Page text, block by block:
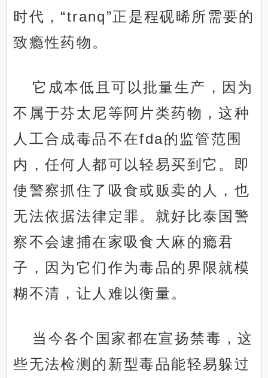
时代，“tranq”正是程砚晞所需要的
致瘾性药物。
它成本低且可以批量生产，因为
不属于芬太尼等阿片类药物，这种
人工合成毒品不在fda的监管范围
内，任何人都可以轻易买到它。即
使警察抓住了吸食或贩卖的人，也
无法依据法律定罪。就好比泰国警
察不会逮捕在家吸食大麻的瘾君
子，因为它们作为毒品的界限就模
糊不清，让人难以衡量。
当今各个国家都在宣扬禁毒，这
些无法检测的新型毒品能轻易躲过